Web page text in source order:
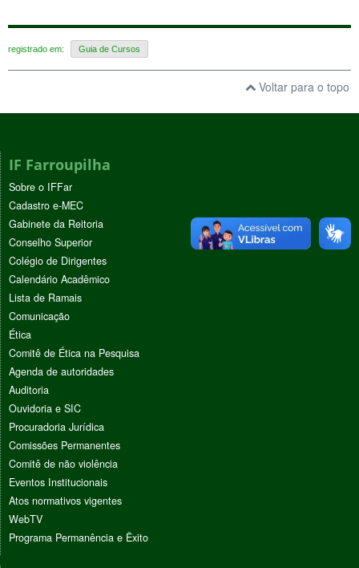
registrado em: Guia de Cursos
Voltar para o topo
IF Farroupilha
Sobre o IFFar
Cadastro e-MEC
Gabinete da Reitoria
Conselho Superior
Colégio de Dirigentes
Calendário Acadêmico
Lista de Ramais
Comunicação
Ética
Comitê de Ética na Pesquisa
Agenda de autoridades
Auditoria
Ouvidoria e SIC
Procuradoria Jurídica
Comissões Permanentes
Comitê de não violência
Eventos Institucionais
Atos normativos vigentes
WebTV
Programa Permanência e Êxito